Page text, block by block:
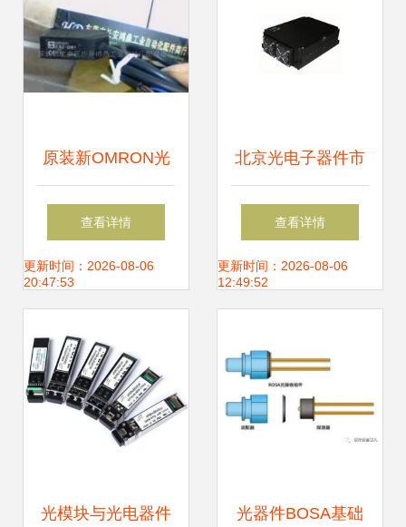
信息库
原装新OMRON光
电开关E3Z-D81 工
业自动化的精准之
查看详情
更新时间：2026-08-06
20:47:53
北京光电子器件市
场 供应网络、厂家
布局与产业生态
查看详情
更新时间：2026-08-06
12:49:52
光模块与光电器件 光器件BOSA基础